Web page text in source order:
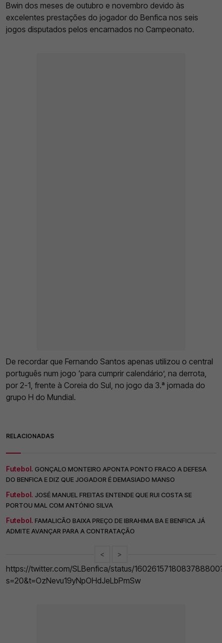
Bwin dos meses de outubro e novembro devido às
excelentes prestações do jogador do Benfica nos seis
jogos disputados pelos encarnados no Campeonato.
De recordar que Fernando Santos apenas utilizou o central
português num jogo ‘para cumprir calendário’, na derrota,
por 2-1, frente à Coreia do Sul, no jogo da 3.ª jornada do
grupo H do Mundial.
RELACIONADAS
Futebol. GONÇALO MONTEIRO APONTA PONTO FRACO A DEFESA
DO BENFICA E DIZ QUE JOGADOR É DEMASIADO MANSO
Futebol. JOSÉ MANUEL FREITAS ENTENDE QUE RUI COSTA SE
PORTOU MAL COM ANTÓNIO SILVA
Futebol. FAMALICÃO BAIXA PREÇO DE IBRAHIMA BA E BENFICA JÁ
ADMITE AVANÇAR PARA A CONTRATAÇÃO
< >
https://twitter.com/SLBenfica/status/
s=20&t=OzNevu19yNpOHdJeLbPmSw